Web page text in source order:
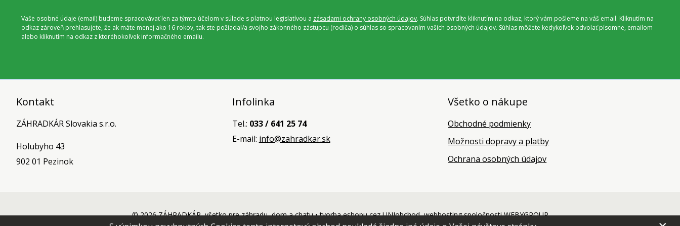
Vaše osobné údaje (email) budeme spracovávať len za týmto účelom v súlade s platnou legislatívou a zásadami ochrany osobných údajov. Súhlas potvrdíte kliknutím na odkaz, ktorý vám pošleme na váš email. Kliknutím na
odkaz zároveň prehlasujete, že ak máte menej ako 16 rokov, tak ste požiadal/a svojho zákonného zástupcu (rodiča) o súhlas so spracovaním vašich osobných údajov. Súhlas môžete kedykoľvek odvolať písomne, emailom
alebo kliknutím na odkaz z ktoréhokoľvek informačného emailu.
Kontakt
ZÁHRADKÁR Slovakia s.r.o.
Holubyho 43
902 01 Pezinok
Infolinka
Tel.: 033 / 641 25 74
E-mail: info@zahradkar.sk
Všetko o nákupe
Obchodné podmienky
Možnosti dopravy a platby
Ochrana osobných údajov
© 2026 ZÁHRADKÁR, všetko pre záhradu, dom a chatu •tvorba eshopu cez UNIobchod,webhostingspoločnostiWEBYGROUP